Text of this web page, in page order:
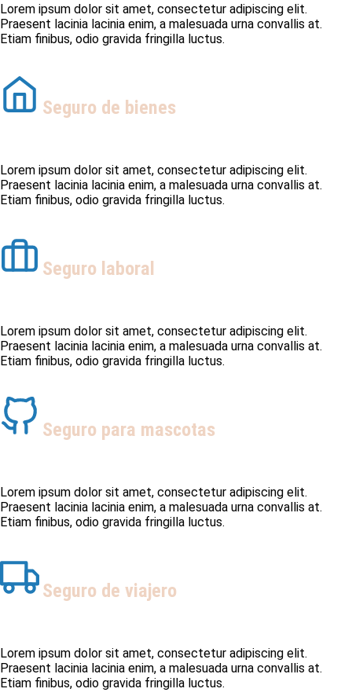
Lorem ipsum dolor sit amet, consectetur adipiscing elit.
Praesent lacinia lacinia enim, a malesuada urna convallis at.
Etiam finibus, odio gravida fringilla luctus.
Seguro de bienes
Lorem ipsum dolor sit amet, consectetur adipiscing elit.
Praesent lacinia lacinia enim, a malesuada urna convallis at.
Etiam finibus, odio gravida fringilla luctus.
Seguro laboral
Lorem ipsum dolor sit amet, consectetur adipiscing elit.
Praesent lacinia lacinia enim, a malesuada urna convallis at.
Etiam finibus, odio gravida fringilla luctus.
Seguro para mascotas
Lorem ipsum dolor sit amet, consectetur adipiscing elit.
Praesent lacinia lacinia enim, a malesuada urna convallis at.
Etiam finibus, odio gravida fringilla luctus.
Seguro de viajero
Lorem ipsum dolor sit amet, consectetur adipiscing elit.
Praesent lacinia lacinia enim, a malesuada urna convallis at.
Etiam finibus, odio gravida fringilla luctus.